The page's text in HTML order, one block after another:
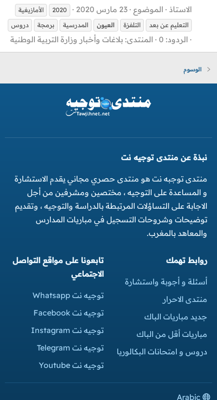
الاستاذ الموضوع 23 مارس 2020 2020
الأمازيغية
التعليم عن بعد
التلفزة العيون المدرسية برمجة دروس
الردود: 0 المنتدى: بلاغات وأخبار وزارة التربية الوطنية
الوسوم
نبذة عن منتدى توجيه نت
منتدى توجبه نت هو منتدى حصري مجاني يقدم الاستشارة
و المساعدة على التوجيه ، مختصين ومشرفين من أجل
الاجابة على التساؤلات المرتبطة بالدراسة والتوجيه ، وتقديم
توضيحات وشروحات التسجيل في مباريات المدارس
والمعاهد بالمغرب.
روابط تهمك
أسئلة و أجوبة واستشارة
منتدى الاحرار
جديد مباريات الباك
مباريات أقل من الباك
دروس و امتحانات البكالوريا
تابعونا على مواقع التواصل
الاجتماعي
توجيه نت Whatsapp
توجيه نت Facebook
توجيه نت Instagram
توجيه نت Telegram
توجيه نت Youtube